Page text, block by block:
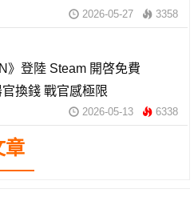
2026-05-27 3358
》登陸 Steam 開啓免費
換錢 戰官感極限
2026-05-13 6338
章